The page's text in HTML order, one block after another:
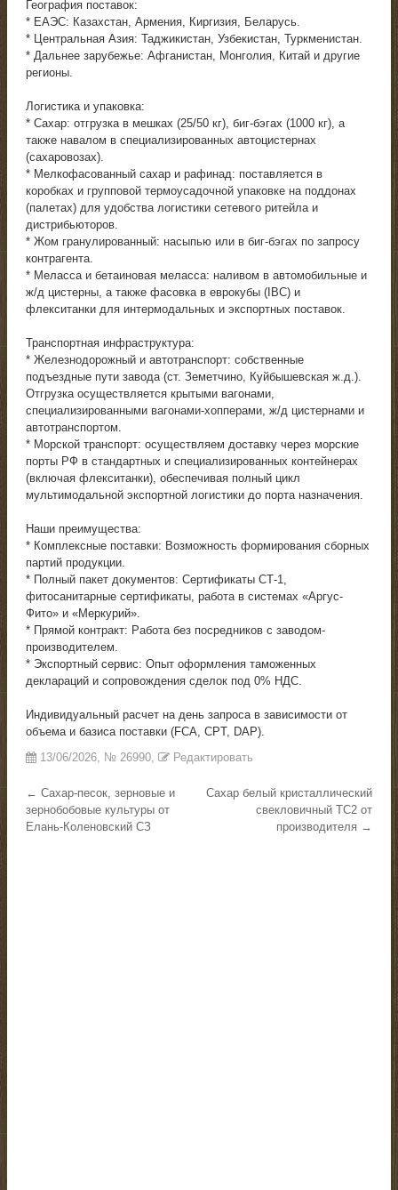
География поставок:
* ЕАЭС: Казахстан, Армения, Киргизия, Беларусь.
* Центральная Азия: Таджикистан, Узбекистан, Туркменистан.
* Дальнее зарубежье: Афганистан, Монголия, Китай и другие
регионы.
Логистика и упаковка:
* Сахар: отгрузка в мешках (25/50 кг), биг-бэгах (1000 кг), а
также навалом в специализированных автоцистернах
(сахаровозах).
* Мелкофасованный сахар и рафинад: поставляется в
коробках и групповой термоусадочной упаковке на поддонах
(палетах) для удобства логистики сетевого ритейла и
дистрибьюторов.
* Жом гранулированный: насыпью или в биг-бэгах по запросу
контрагента.
* Меласса и бетаиновая меласса: наливом в автомобильные и
ж/д цистерны, а также фасовка в еврокубы (IBC) и
флекситанки для интермодальных и экспортных поставок.
Транспортная инфраструктура:
* Железнодорожный и автотранспорт: собственные
подъездные пути завода (ст. Земетчино, Куйбышевская ж.д.).
Отгрузка осуществляется крытыми вагонами,
специализированными вагонами-хопперами, ж/д цистернами и
автотранспортом.
* Морской транспорт: осуществляем доставку через морские
порты РФ в стандартных и специализированных контейнерах
(включая флекситанки), обеспечивая полный цикл
мультимодальной экспортной логистики до порта назначения.
Наши преимущества:
* Комплексные поставки: Возможность формирования сборных
партий продукции.
* Полный пакет документов: Сертификаты СТ-1,
фитосанитарные сертификаты, работа в системах «Аргус-
Фито» и «Меркурий».
* Прямой контракт: Работа без посредников с заводом-
производителем.
* Экспортный сервис: Опыт оформления таможенных
деклараций и сопровождения сделок под 0% НДС.
Индивидуальный расчет на день запроса в зависимости от
объема и базиса поставки (FCA, CPT, DAP).
13/06/2026, № 26990, Редактировать
← Сахар-песок, зерновые и
зернобобовые культуры от
Елань-Коленовский СЗ
Сахар белый кристаллический
свекловичный ТС2 от
производителя →